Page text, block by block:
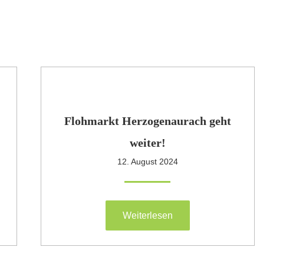
Flohmarkt Herzogenaurach geht
weiter!
12. August 2024
Weiterlesen